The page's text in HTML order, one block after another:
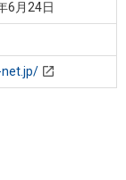
6月24日